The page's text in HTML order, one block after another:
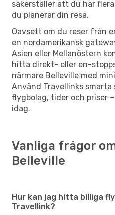
säkerställer att du har
du planerar din resa.
Oavsett om du reser från
en nordamerikansk
Asien eller Mellanöstern
hitta direkt- eller en-
närmare Belleville med
Använd Travellinks
flygbolag, tider och priser
idag.
Vanliga frågor
Belleville
Hur kan jag hitta billiga
Travellink?